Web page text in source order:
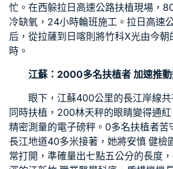
忙。在西躲拉日高速公路扶植現場，
冷缺氧，24小時輪班施工。拉日高速
后，從拉薩到日喀則將竹科X光由今朝
時。
江蘇：2000多名扶植者 加速推
眼下，江蘇400公里的長江岸線
同時扶植，200林天秤的眼睛變得通
精密測量的電子磅秤。0多名扶植者苦
長江地道40多米接著，她將安慎 健檢
常打開，準確量出七點五公分的長度